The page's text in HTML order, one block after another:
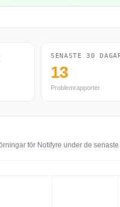
SENASTE 30
13
Problemrapporter
för Notifyre under de